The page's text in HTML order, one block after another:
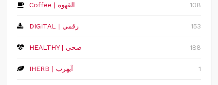
Coffee | القهوة 108
DIGITAL | رقمي 153
HEALTHY | صحي 188
IHERB | آيهرب 1